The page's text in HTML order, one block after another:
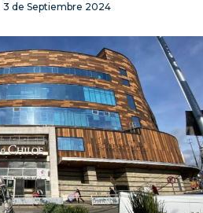
3 de Septiembre 2024